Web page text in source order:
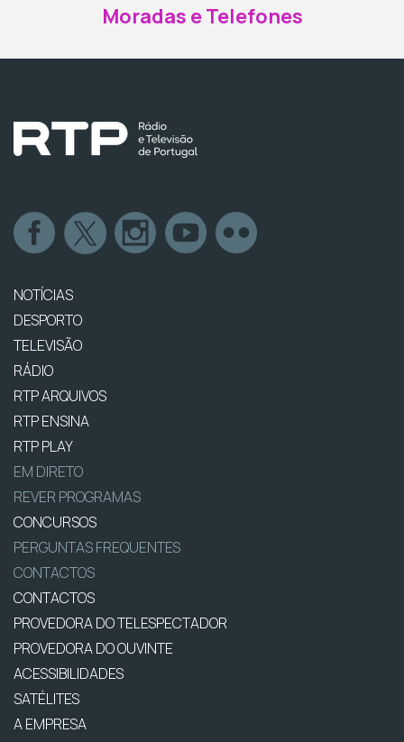
Moradas e Telefones
NOTÍCIAS
DESPORTO
TELEVISÃO
RÁDIO
RTP ARQUIVOS
RTP ENSINA
RTP PLAY
EM DIRETO
REVER PROGRAMAS
CONCURSOS
PERGUNTAS FREQUENTES
CONTACTOS
CONTACTOS
PROVEDORA DO TELESPECTADOR
PROVEDORA DO OUVINTE
ACESSIBILIDADES
SATÉLITES
A EMPRESA